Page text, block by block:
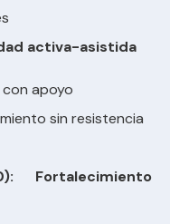
activa-asistida
apoyo
sin resistencia
Fortalecimiento